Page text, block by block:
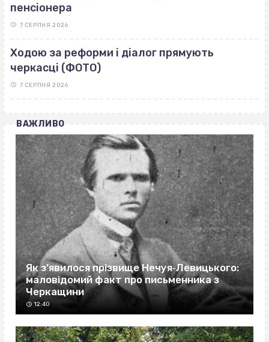
пенсіонера
7 СЕРПНЯ 2026
Ходою за реформи і діалог прямують
черкасці (ФОТО)
7 СЕРПНЯ 2026
ВАЖЛИВО
Як з’явилося прізвище Нечуя‐Левицького:
маловідомий факт про письменника з
Черкащини
12:40